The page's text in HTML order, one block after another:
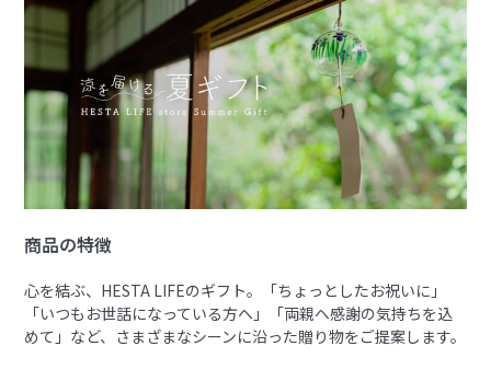
商品の特徴
心を結ぶ、HESTA LIFEのギフト。「ちょっとしたお祝いに」
「いつもお世話になっている方へ」「両親へ感謝の気持ちを込
めて」など、さまざまなシーンに沿った贈り物をご提案します。